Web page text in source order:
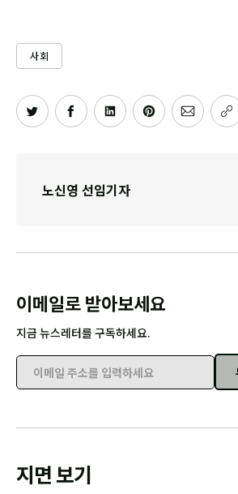
사회
노신영 선임기자
이메일로 받아보세요
지금 뉴스레터를 구독하세요.
이메일 주소를 입력하세요
지면 보기